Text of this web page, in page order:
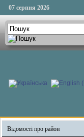
07 серпня 2026
Відомості про район